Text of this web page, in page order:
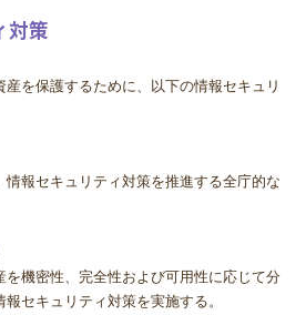
対策
を保護するために、以下の情報セキュリ
報セキュリティ対策を推進する全庁的な
機密性、完全性および可用性に応じて分
セキュリティ対策を実施する。